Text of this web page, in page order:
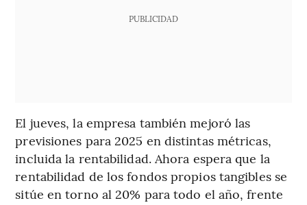
PUBLICIDAD
El jueves, la empresa también mejoró las
previsiones para 2025 en distintas métricas,
incluida la rentabilidad. Ahora espera que la
rentabilidad de los fondos propios tangibles se
sitúe en torno al 20% para todo el año, frente